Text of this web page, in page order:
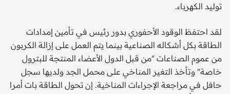
توليد الكهرباء.
لقد احتفظ الوقود الأحفوري بدور رئيس في تأمين إمدادات
الطاقة بكل أشكاله الصناعية بينما يتم العمل على إزالة الكربون
من عموم الصناعات "من قبل الدول الأعضاء المنتجة للبترول
خاصة" وتأخذ التغير المناخي على محمل الجد ولديها سجل
حافل في مراجعة الإجراءات المناخية. إن تحول الطاقة بات أمرا